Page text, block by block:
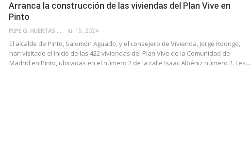
Arranca la construcción de las viviendas del Plan Vive en
Pinto
PEPE G. HUERTAS Jul 15, 2024
El alcalde de Pinto, Salomón Aguado, y el consejero de Vivienda, Jorge Rodrigo,
han visitado el inicio de las 422 viviendas del Plan Vive de la Comunidad de
Madrid en Pinto, ubicadas en el número 2 de la calle Isaac Albéniz número 2. Les…